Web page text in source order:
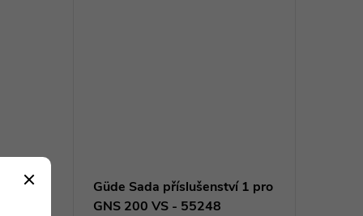
Güde Sada příslušenství 1 pro
GNS 200 VS - 55248